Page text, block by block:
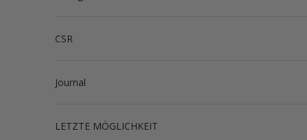
CSR
Journal
LETZTE MÖGLICHKEIT